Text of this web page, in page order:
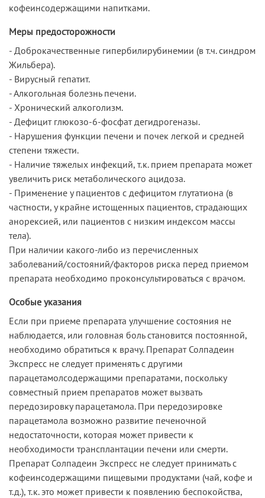
кофеинсодержащими напитками.
Меры предосторожности
- Доброкачественные гипербилирубинемии (в т.ч. синдром
Жильбера).
- Вирусный гепатит.
- Алкогольная болезнь печени.
- Хронический алкоголизм.
- Дефицит глюкозо-6-фосфат дегидрогеназы.
- Нарушения функции печени и почек легкой и средней
степени тяжести.
- Наличие тяжелых инфекций, т.к. прием препарата может
увеличить риск метаболического ацидоза.
- Применение у пациентов с дефицитом глутатиона (в
частности, у крайне истощенных пациентов, страдающих
анорексией, или пациентов с низким индексом массы
тела).
При наличии какого-либо из перечисленных
заболеваний/состояний/факторов риска перед приемом
препарата необходимо проконсультироваться с врачом.
Особые указания
Если при приеме препарата улучшение состояния не
наблюдается, или головная боль становится постоянной,
необходимо обратиться к врачу. Препарат Солпадеин
Экспресс не следует применять с другими
парацетамолсодержащими препаратами, поскольку
совместный прием препаратов может вызвать
передозировку парацетамола. При передозировке
парацетамола возможно развитие печеночной
недостаточности, которая может привести к
необходимости трансплантации печени или смерти.
Препарат Солпадеин Экспресс не следует принимать с
кофеинсодержащими пищевыми продуктами (чай, кофе и
т.д.), т.к. это может привести к появлению беспокойства,